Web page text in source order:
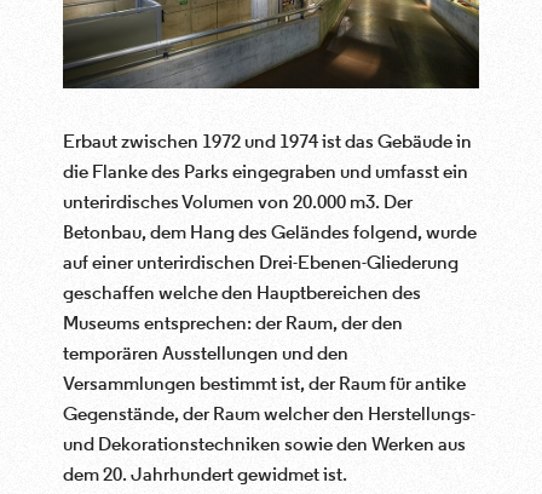
Erbaut zwischen 1972 und 1974 ist das Gebäude in
die Flanke des Parks eingegraben und umfasst ein
unterirdisches Volumen von 20.000 m3. Der
Betonbau, dem Hang des Geländes folgend, wurde
auf einer unterirdischen Drei-Ebenen-Gliederung
geschaffen welche den Hauptbereichen des
Museums entsprechen: der Raum, der den
temporären Ausstellungen und den
Versammlungen bestimmt ist, der Raum für antike
Gegenstände, der Raum welcher den Herstellungs-
und Dekorationstechniken sowie den Werken aus
dem 20. Jahrhundert gewidmet ist.